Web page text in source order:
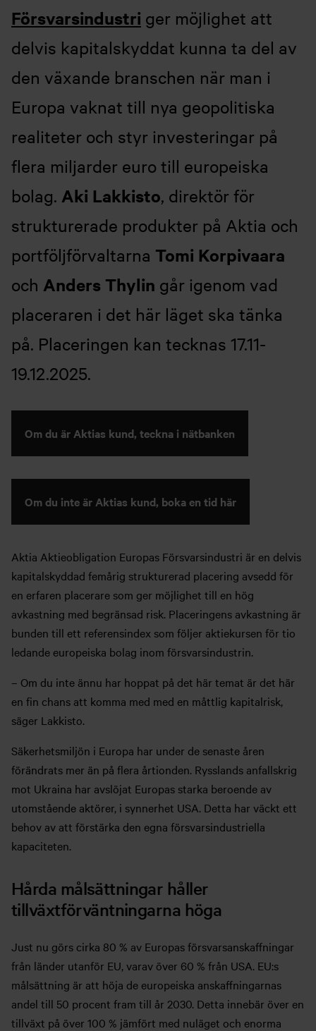
Försvarsindustri ger möjlighet att
delvis kapitalskyddat kunna ta del av
den växande branschen när man i
Europa vaknat till nya geopolitiska
realiteter och styr investeringar på
flera miljarder euro till europeiska
bolag. Aki Lakkisto, direktör för
strukturerade produkter på Aktia och
portföljförvaltarna Tomi Korpivaara
och Anders Thylin går igenom vad
placeraren i det här läget ska tänka
på. Placeringen kan tecknas 17.11-
19.12.2025.
Om du är Aktias kund, teckna i nätbanken
Om du inte är Aktias kund, boka en tid här
Aktia Aktieobligation Europas Försvarsindustri är en delvis
kapitalskyddad femårig strukturerad placering avsedd för
en erfaren placerare som ger möjlighet till en hög
avkastning med begränsad risk. Placeringens avkastning är
bunden till ett referensindex som följer aktiekursen för tio
ledande europeiska bolag inom försvarsindustrin.
– Om du inte ännu har hoppat på det här temat är det här
en fin chans att komma med med en måttlig kapitalrisk,
säger Lakkisto.
Säkerhetsmiljön i Europa har under de senaste åren
förändrats mer än på flera årtionden. Rysslands anfallskrig
mot Ukraina har avslöjat Europas starka beroende av
utomstående aktörer, i synnerhet USA. Detta har väckt ett
behov av att förstärka den egna försvarsindustriella
kapaciteten.
Hårda målsättningar håller
tillväxtförväntningarna höga
Just nu görs cirka 80 % av Europas försvarsanskaffningar
från länder utanför EU, varav över 60 % från USA. EU:s
målsättning är att höja de europeiska anskaffningarnas
andel till 50 procent fram till år 2030. Detta innebär över en
tillväxt på över 100 % jämfört med nuläget och enorma